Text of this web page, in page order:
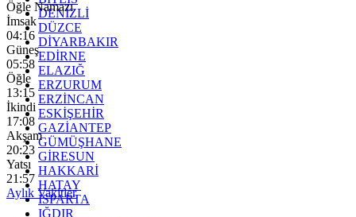
DENİZLİ
DÜZCE
DİYARBAKIR
EDİRNE
ELAZIĞ
ERZURUM
ERZİNCAN
ESKİŞEHİR
GAZİANTEP
GÜMÜŞHANE
GİRESUN
HAKKARİ
HATAY
ISPARTA
IĞDIR
Öğle Namazı
İmsak
04:16
Güneş
05:58
Öğle
13:15
İkindi
17:08
Akşam
20:23
Yatsı
21:57
Aylık Vakitler